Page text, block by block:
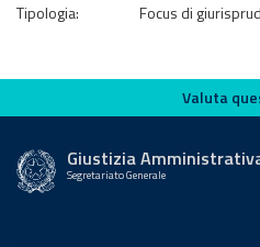
Tipologia:
Focus di
Valuta questo sito
Valuta
Giustizia
Segretariato Generale